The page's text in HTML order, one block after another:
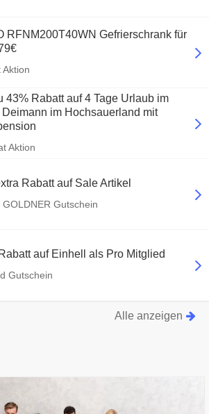
RFNM200T40WN Gefrierschrank für
Aktion
43% Rabatt auf 4 Tage Urlaub im
Deimann im Hochsauerland mit
Aktion
Rabatt auf Sale Artikel
Gutschein
auf Einhell als Pro Mitglied
Gutschein
Alle anzeigen